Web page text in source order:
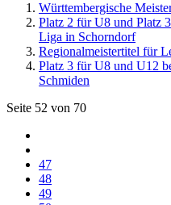
Württembergische
Platz 2 für U8 und Platz
Liga in Schorndorf
Regionalmeistertitel für
Platz 3 für U8 und U12
Schmiden
Seite 52 von 70
47
48
49